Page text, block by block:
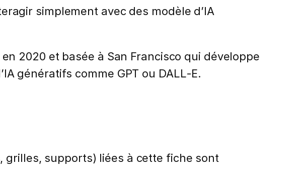
simplement avec des modèle d’IA
2020 et basée à San Francisco qui développe
génératifs comme GPT ou DALL-E.
supports) liées à cette fiche sont